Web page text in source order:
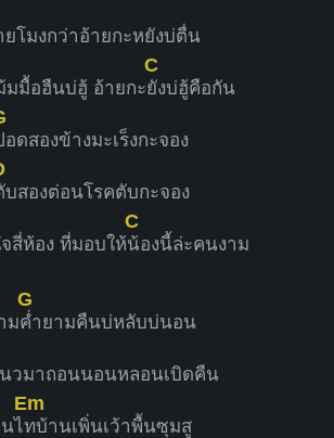
ยโมงกว่าอ้ายกะหยังบ่ตื่น
มมื้อฮืนบ่ฮู้ อ้ายกะ
C
ยังบ่ฮู้คือกัน
อดสองข้างมะเร็งกะจอง
บสองต่อนโรคตับกะจอง
สี่ห้อง ที่มอบให้
C
น้องนี้ล่ะคนงาม
ม
G
ค่ำยามคืนบ่หลับบ่นอน
วมาถอนนอนหลอนเบิดคืน
ไ
Em
ทบ้านเพิ่นเว้าพื้นซุมสู